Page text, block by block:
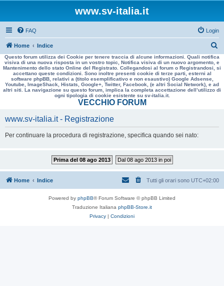
www.sv-italia.it
FAQ Login
Home Indice
e
r
a
Questo forum utilizza dei Cookie per tenere traccia di alcune informazioni. Quali notifica
visiva di una nuova risposta in un vostro topic, Notifica visiva di un nuovo argomento, e
Mantenimento dello stato Online del Registrato. Collegandosi al forum o Registrandosi, si
accettano queste condizioni. Sono inoltre presenti cookie di terze parti, esterni al
software phpBB, relativi a (titolo esemplificativo e non esaustivo) Google Adsense,
Youtube, ImageShack, Histats, Google+, Twitter, Facebook, (e altri Social Network), e ad
altri siti. La navigazione su questo forum, implica la completa accettazione dell’utilizzo di
ogni tipologia di cookie esistente su sv-italia.it.
VECCHIO FORUM
www.sv-italia.it - Registrazione
Per continuare la procedura di registrazione, specifica quando sei nato:
Prima del 08 ago 2013 Dal 08 ago 2013 in poi
Home Indice Tutti gli orari sono UTC+02:00
Powered by phpBB® Forum Software © phpBB Limited
Traduzione Italiana phpBB-Store.it
Privacy | Condizioni